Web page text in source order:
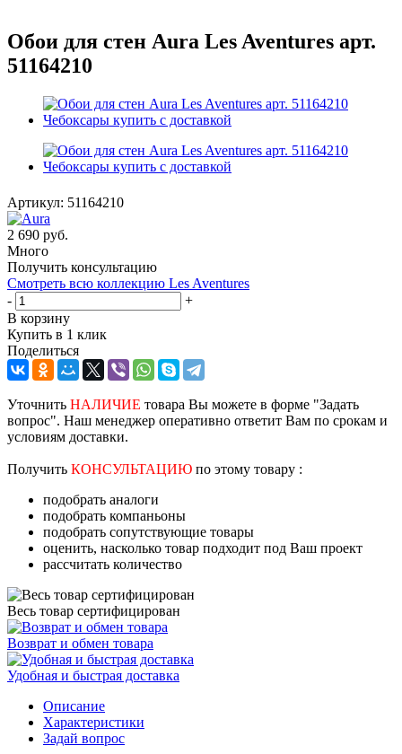
Обои для стен Aura Les Aventures арт.
51164210
Артикул: 51164210
2 690 руб.
Много
Получить консультацию
Смотреть всю коллекцию Les Aventures
-
+
В корзину
Купить в 1 клик
Поделиться
Уточнить НАЛИЧИЕ товара Вы можете в форме "Задать
вопрос". Наш менеджер оперативно ответит Вам по срокам и
условиям доставки.
Получить КОНСУЛЬТАЦИЮ по этому товару :
подобрать аналоги
подобрать компаньоны
подобрать сопутствующие товары
оценить, насколько товар подходит под Ваш проект
рассчитать количество
Весь товар сертифицирован
Возврат и обмен товара
Удобная и быстрая доставка
Описание
Характеристики
Задай вопрос